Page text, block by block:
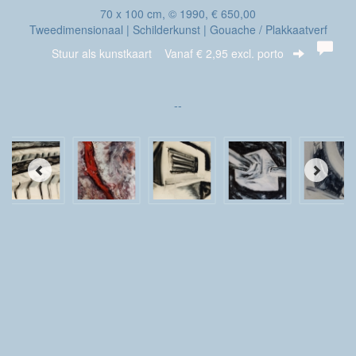
70 x 100 cm, © 1990, € 650,00
Tweedimensionaal | Schilderkunst | Gouache / Plakkaatverf
Stuur als kunstkaart Vanaf € 2,95 excl. porto
--